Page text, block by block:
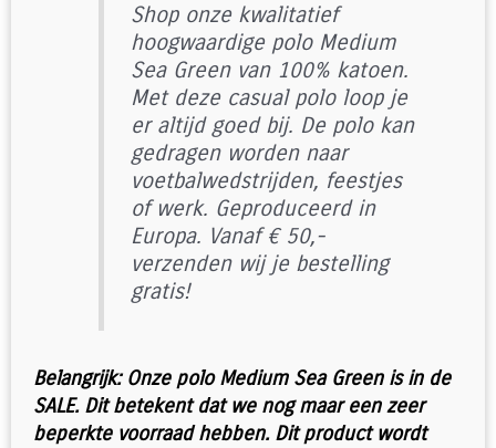
Shop onze kwalitatief
hoogwaardige polo Medium
Sea Green van 100% katoen.
Met deze casual polo loop je
er altijd goed bij. De polo kan
gedragen worden naar
voetbalwedstrijden, feestjes
of werk. Geproduceerd in
Europa. Vanaf € 50,-
verzenden wij je bestelling
gratis!
Belangrijk:Onze polo Medium Sea Green is in de
SALE. Dit betekent dat we nog maar een zeer
beperkte voorraad hebben. Dit product wordt